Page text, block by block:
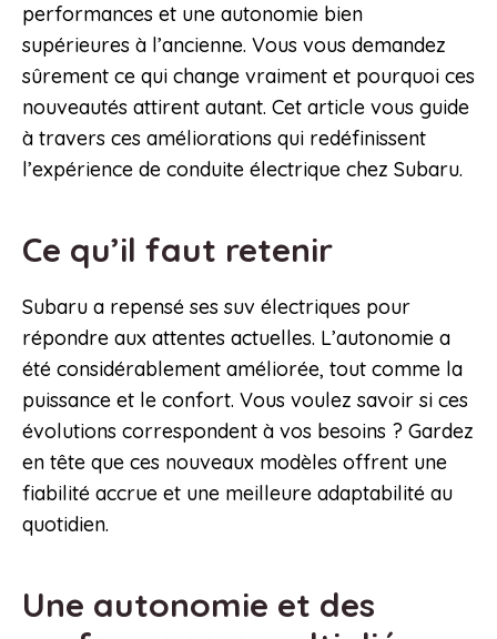
performances et une autonomie bien
supérieures à l’ancienne. Vous vous demandez
sûrement ce qui change vraiment et pourquoi ces
nouveautés attirent autant. Cet article vous guide
à travers ces améliorations qui redéfinissent
l’expérience de conduite électrique chez Subaru.
Ce qu’il faut retenir
Subaru a repensé ses suv électriques pour
répondre aux attentes actuelles. L’autonomie a
été considérablement améliorée, tout comme la
puissance et le confort. Vous voulez savoir si ces
évolutions correspondent à vos besoins ? Gardez
en tête que ces nouveaux modèles offrent une
fiabilité accrue et une meilleure adaptabilité au
quotidien.
Une autonomie et des